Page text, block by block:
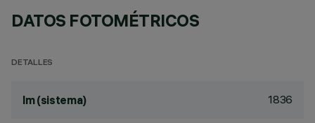
DATOS FOTOMÉTRICOS
DETALLES
lm (sistema) 1836